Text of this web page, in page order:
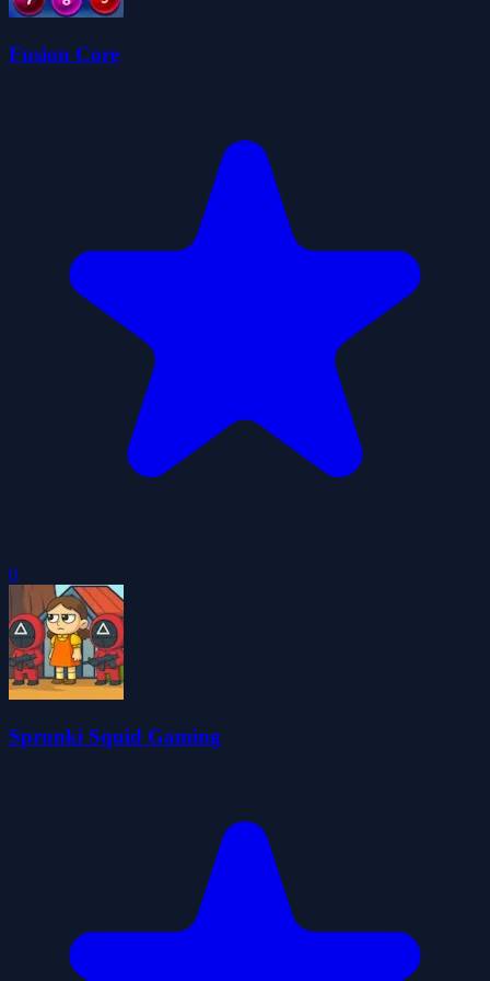
Fusion Core
0
Sprunki Squid Gaming